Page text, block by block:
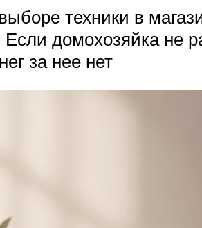
техники в
домохозяйка не
за нее нет